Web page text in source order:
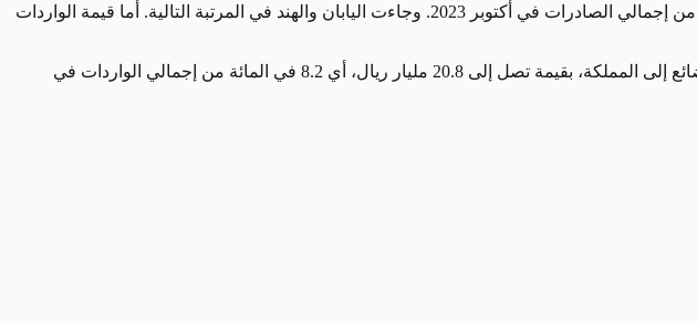
وفيما يتعلق بالشراكات التجارية، بلغت قيمة صادرات المملكة إلى الصين 19.5 مليار ريال، ممثلة 18.7 في المائة من إجمالي الصادرات في أكتوبر 2023. وجاءت اليابان والهند في المرتبة التالية. أما قيمة الواردات
وفي ختام التقرير، أظهرت الأرقام أن ميناء جدة الإسلامي يعتبر واحدًا من أهم الموانئ التي دخلت من خلالها البضائع إلى المملكة، بقيمة تصل إلى 20.8 مليار ريال، أي 8.2 في المائة من إجمالي الواردات في